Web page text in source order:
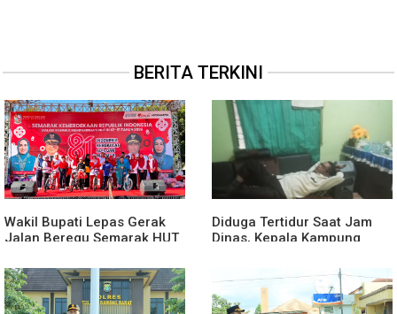
BERITA TERKINI
Wakil Bupati Lepas Gerak
Jalan Beregu Semarak HUT
Diduga Tertidur Saat Jam
Dinas, Kepala Kampung